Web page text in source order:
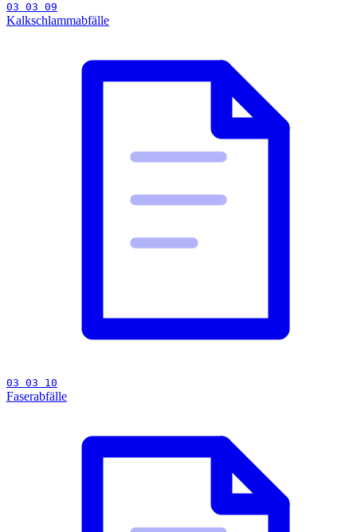
03 03 09
Kalkschlammabfälle
03 03 10
Faserabfälle